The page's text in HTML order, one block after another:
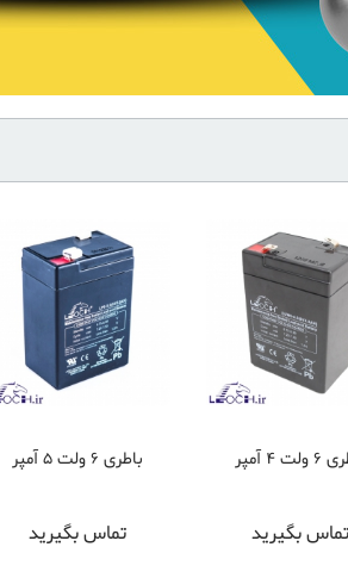
4 آمپر
تماس بگیرید
باطری 6 ولت 5 آمپر
تماس بگیرید